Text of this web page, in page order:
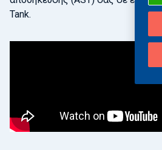
Tank.